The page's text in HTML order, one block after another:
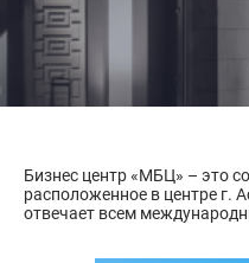
Бизнес центр «МБЦ» – это
расположенное в центре г.
отвечает всем